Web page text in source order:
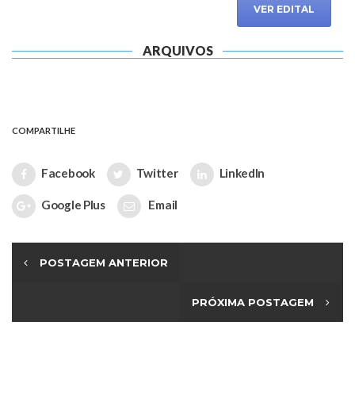
VER EDITAL
ARQUIVOS
COMPARTILHE
Facebook Twitter LinkedIn
Google Plus Email
POSTAGEM ANTERIOR
PRÓXIMA POSTAGEM